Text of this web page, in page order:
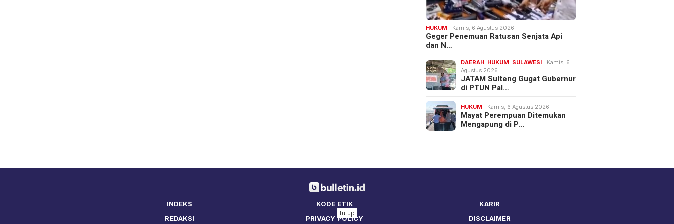
HUKUM Kamis, 6 Agustus 2026
Geger Penemuan Ratusan Senjata Api
dan N…
DAERAH, HUKUM, SULAWESI
Kamis, 6
Agustus 2026
JATAM Sulteng Gugat Gubernur
di PTUN Pal…
HUKUM Kamis, 6 Agustus 2026
Mayat Perempuan Ditemukan
Mengapung di P…
INDEKS KODE ETIK
KARIR
REDAKSI
PRIVACY POLICY DISCLAIMER
tutup